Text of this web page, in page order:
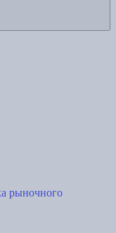
рыночного